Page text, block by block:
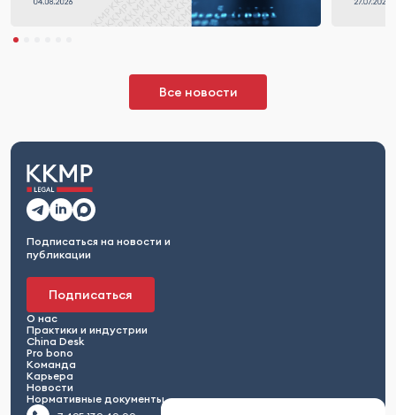
Все новости
Подписаться на новости и
публикации
Подписаться
О нас
Практики и индустрии
China Desk
Pro bono
Команда
Карьера
Новости
Нормативные документы